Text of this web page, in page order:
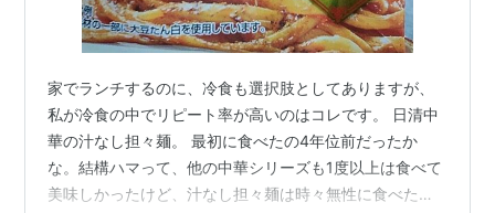
家でランチするのに、冷食も選択肢としてありますが、
私が冷食の中でリピート率が高いのはコレです。 日清中
華の汁なし担々麺。 最初に食べたの4年位前だったか
な。結構ハマって、他の中華シリーズも1度以上は食べて
美味しかったけど、汁なし担々麺は時々無性に食べたく